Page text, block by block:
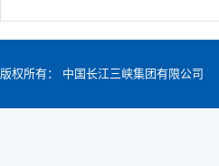
版权所有： 中国长江三峡集团有限公司